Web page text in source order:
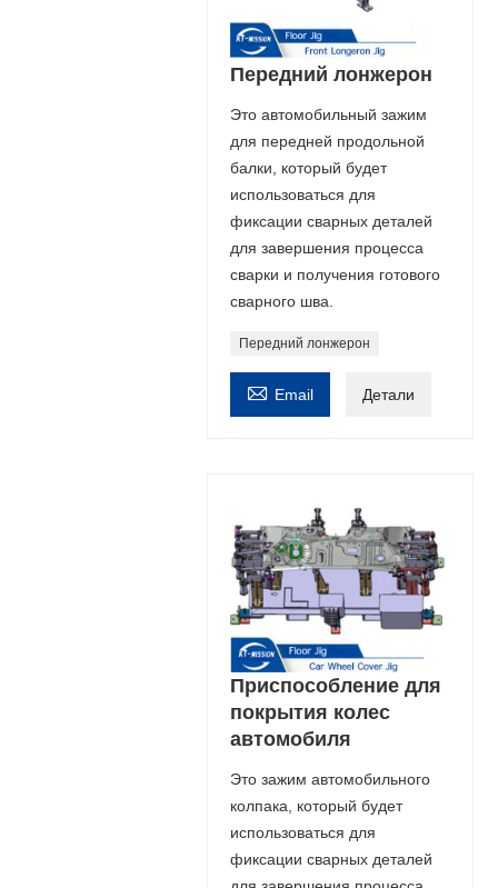
Передний лонжерон
Это автомобильный зажим
для передней продольной
балки, который будет
использоваться для
фиксации сварных деталей
для завершения процесса
сварки и получения готового
сварного шва.
Передний лонжерон
 Email Детали
Приспособление для
покрытия колес
автомобиля
Это зажим автомобильного
колпака, который будет
использоваться для
фиксации сварных деталей